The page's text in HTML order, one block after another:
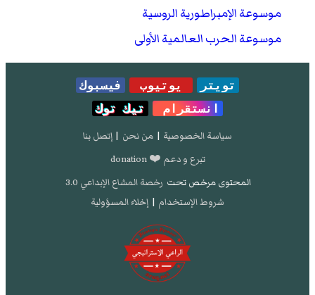
موسوعة الإمبراطورية الروسية
موسوعة الحرب العالمية الأولى
تويتر يوتيوب
فيسبوك
انستقرام
تيك توك
سياسة الخصوصية | من نحن | إتصل بنا
تبرع و دعم ❤️ donation
المحتوى مرخص تحت رخصة المشاع الإبداعي 3.0
شروط الإستخدام | إخلاء المسؤولية